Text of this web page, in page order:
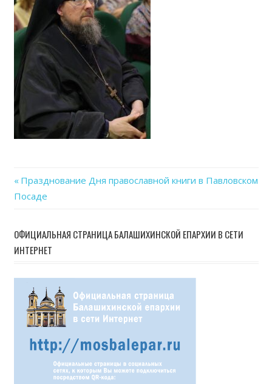
Навигация
записям
Previous
Post:
Празднование Дня православной книги в Павловском
Посаде
ОФИЦИАЛЬНАЯ СТРАНИЦА БАЛАШИХИНСКОЙ ЕПАРХИИ В СЕТИ
ИНТЕРНЕТ